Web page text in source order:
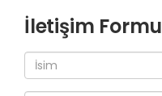
İletişim Formu